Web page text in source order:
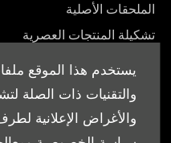
يستخدم هذا الموقع
والتقنيات ذات الصلة
والأغراض الإعلانية
الملحقات الأصلية
تشكيلة المنتجات العصرية